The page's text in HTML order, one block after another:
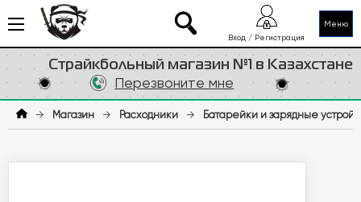
Меню
Страйкбольный магазин №1 в Казахстане
Вход / Регистрация
Перезвоните мне
→ Магазин → Расходники → Батарейки и зарядные